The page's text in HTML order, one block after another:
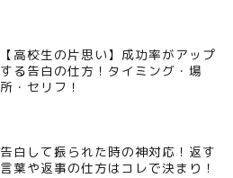
【高校生の片思い】成功率がアップ
する告白の仕方！タイミング・場
所・セリフ！
告白して振られた時の神対応！返す
言葉や返事の仕方はコレで決まり！